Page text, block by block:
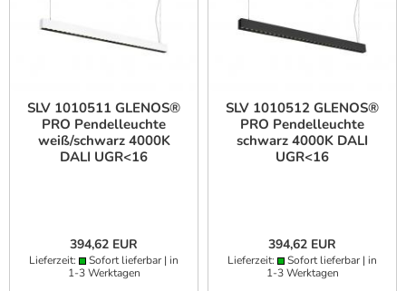
SLV 1010511 GLENOS®
PRO Pendelleuchte
weiß/schwarz 4000K
DALI UGR<16
394,62 EUR
Lieferzeit:
Sofort lieferbar | in
1-3 Werktagen
SLV 1010512 GLENOS®
PRO Pendelleuchte
schwarz 4000K DALI
UGR<16
394,62 EUR
Lieferzeit:
Sofort lieferbar | in
1-3 Werktagen